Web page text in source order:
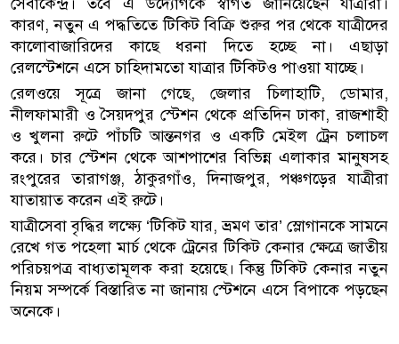
কারণ, নতুন এ পদ্ধতিতে টিকিট বিক্রি শুরুর পর থেকে যাত্রীদের
কালোবাজারিদের কাছে ধরনা দিতে হচ্ছে না। এছাড়া
রেলস্টেশনে এসে চাহিদামতো যাত্রার টিকিটও পাওয়া যাচ্ছে।
রেলওয়ে সূত্রে জানা গেছে, জেলার চিলাহাটি, ডোমার,
নীলফামারী ও সৈয়দপুর স্টেশন থেকে প্রতিদিন ঢাকা, রাজশাহী
ও খুলনা রুটে পাঁচটি আন্তনগর ও একটি মেইল ট্রেন চলাচল
করে। চার স্টেশন থেকে আশপাশের বিভিন্ন এলাকার মানুষসহ
রংপুরের তারাগঞ্জ, ঠাকুরগাঁও, দিনাজপুর, পঞ্চগড়ের যাত্রীরা
যাতায়াত করেন এই রুটে।
যাত্রীসেবা বৃদ্ধির লক্ষ্যে ‘টিকিট যার, ভ্রমণ তার’ স্লোগানকে সামনে
রেখে গত পহেলা মার্চ থেকে ট্রেনের টিকিট কেনার ক্ষেত্রে জাতীয়
পরিচয়পত্র বাধ্যতামূলক করা হয়েছে। কিন্তু টিকিট কেনার নতুন
নিয়ম সম্পর্কে বিস্তারিত না জানায় স্টেশনে এসে বিপাকে পড়ছেন
অনেকে।